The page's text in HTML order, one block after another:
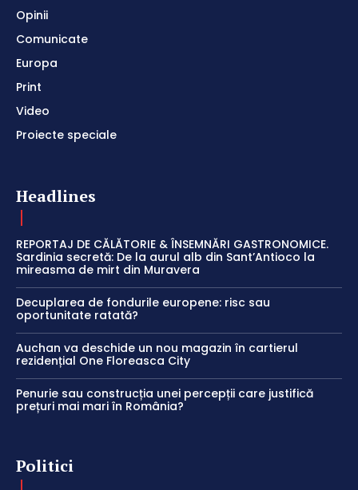
Opinii
Comunicate
Europa
Print
Video
Proiecte speciale
Headlines
REPORTAJ DE CĂLĂTORIE & ÎNSEMNĂRI GASTRONOMICE.
Sardinia secretă: De la aurul alb din Sant’Antioco la
mireasma de mirt din Muravera
Decuplarea de fondurile europene: risc sau
oportunitate ratată?
Auchan va deschide un nou magazin în cartierul
rezidențial One Floreasca City
Penurie sau construcția unei percepții care justifică
prețuri mai mari în România?
Politici